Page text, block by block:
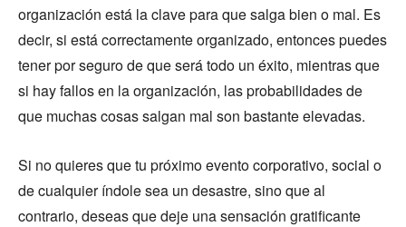
organización está la clave para que salga bien o mal. Es
decir, si está correctamente organizado, entonces puedes
tener por seguro de que será todo un éxito, mientras que
si hay fallos en la organización, las probabilidades de
que muchas cosas salgan mal son bastante elevadas.
Si no quieres que tu próximo evento corporativo, social o
de cualquier índole sea un desastre, sino que al
contrario, deseas que deje una sensación gratificante